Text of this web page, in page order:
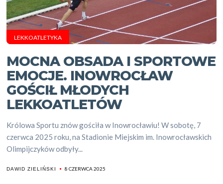
LEKKOATLETYKA
MOCNA OBSADA I SPORTOWE
EMOCJE. INOWROCŁAW
GOŚCIŁ MŁODYCH
LEKKOATLETÓW
Królowa Sportu znów gościła w Inowrocławiu! W sobotę, 7
czerwca 2025 roku, na Stadionie Miejskim im. Inowrocławskich
Olimpijczyków odbyły...
DAWID ZIELIŃSKI 8 CZERWCA 2025